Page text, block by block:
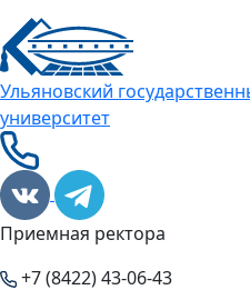
Ульяновский
университет
Приемная ректора
+7 (8422) 43-06-43